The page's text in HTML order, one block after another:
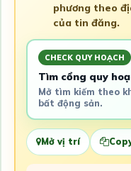
phương theo
của tin đăng.
CHECK QUY HOẠCH
Tìm cổng quy
Mở tìm kiếm theo
bất động sản.
Mở vị trí